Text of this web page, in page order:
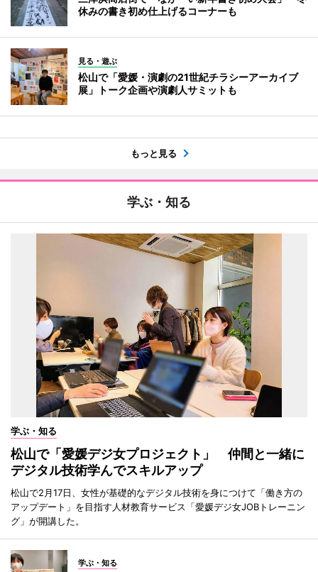
休みの書き初め仕上げるコーナーも
見る・遊ぶ
松山で「愛媛・演劇の21世紀チラシーアーカイブ
展」トーク企画や演劇人サミットも
もっと見る
学ぶ・知る
学ぶ・知る
松山で「愛媛デジ女プロジェクト」 仲間と一緒に
デジタル技術学んでスキルアップ
松山で2月17日、女性が基礎的なデジタル技術を身につけて「働き方の
アップデート」を目指す人材教育サービス「愛媛デジ女JOBトレーニン
グ」が開講した。
学ぶ・知る